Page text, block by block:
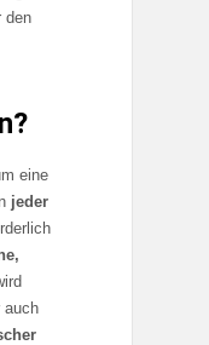
den
eine
jeder
auch